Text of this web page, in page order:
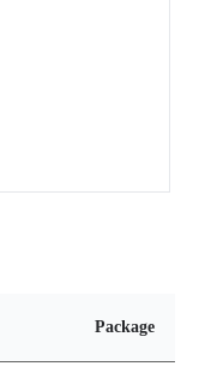
Package